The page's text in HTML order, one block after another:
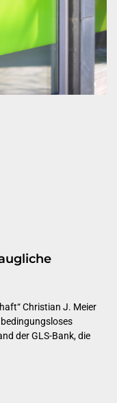
Christian J. Meier
der GLS-Bank, die